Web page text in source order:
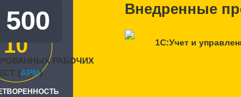
10
500
РАБОЧИХ
(APM)
Внедренные
1С:Учет и